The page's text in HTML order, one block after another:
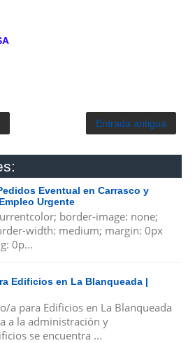
Entrada antigua
Eventual en Carrasco y
Urgente
border-image: none;
width: medium; margin: 0px
0p...
Edificios en La Blanqueada |
a para Edificios en La Blanqueada
a la administración y
se encuentra ...